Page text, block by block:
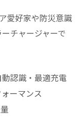
愛好家や防災意識
チャージャーで
認識・最適充電
ーマンス